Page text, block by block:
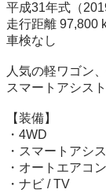
平成31年式（
走行距離 97,800
車検なし
人気の軽ワゴン
スマートアシス
【装備】
・4WD
・スマートアシ
・オートエアコン
・ナビ / TV